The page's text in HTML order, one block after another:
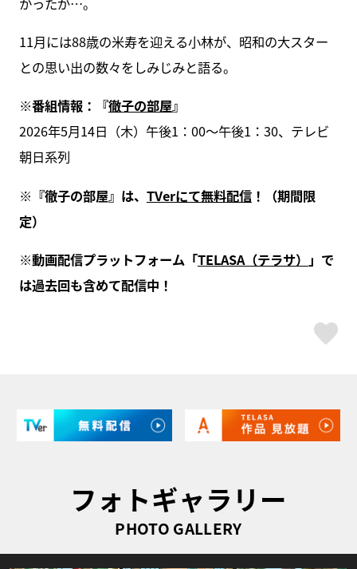
11月には88歳の米寿を迎える小林が、昭和の大スター
との思い出の数々をしみじみと語る。
※番組情報：『徹子の部屋』
2026年5月14日（木）午後1：00～午後1：30、テレビ
朝日系列
※『徹子の部屋』は、 TVerにて無料配信！（期間限
定）
※動画配信プラットフォーム「TELASA（テラサ） 」で
は過去回も含めて配信中！
フォトギャラリー
PHOTO GALLERY